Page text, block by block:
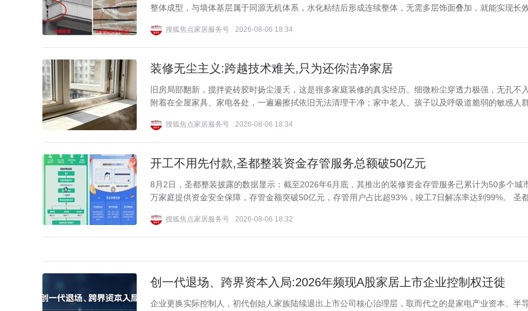
整体成型，与墙体基层属于同源无机体系，水化粘结后形成连续整体，无需多层饰面叠加，就能实现长效
搜狐焦点家居服务号 2026-08-06 18:34
装修无尘主义:跨越技术难关,只为还你洁净家居
旧房局部翻新，搅拌瓷砖胶时扬尘漫天，这是很多家庭装修的真实经历。细微粉尘穿透力极强，无孔不
附着在全屋家具、家电各处，一遍遍擦拭依旧无法清理干净；家中老人、孩子以及呼吸道脆弱的敏感人群
搜狐焦点家居服务号 2026-08-06 18:34
开工不用先付款,圣都整装资金存管服务总额破50亿元
8月2日，圣都整装披露的数据显示：截至2026年6月底，其推出的装修资金存管服务已累计为50多个城
万家庭提供资金安全保障，存管金额突破50亿元，存管用户占比超93%，竣工7日解冻率达到99%。 圣都
搜狐焦点家居服务号 2026-08-06 18:32
创一代退场、跨界资本入局:2026年频现A股家居上市企业控制权迁徙
企业更换实际控制人，初代创始人家族陆续退出上市公司核心治理层，取而代之的是家电产业资本、半